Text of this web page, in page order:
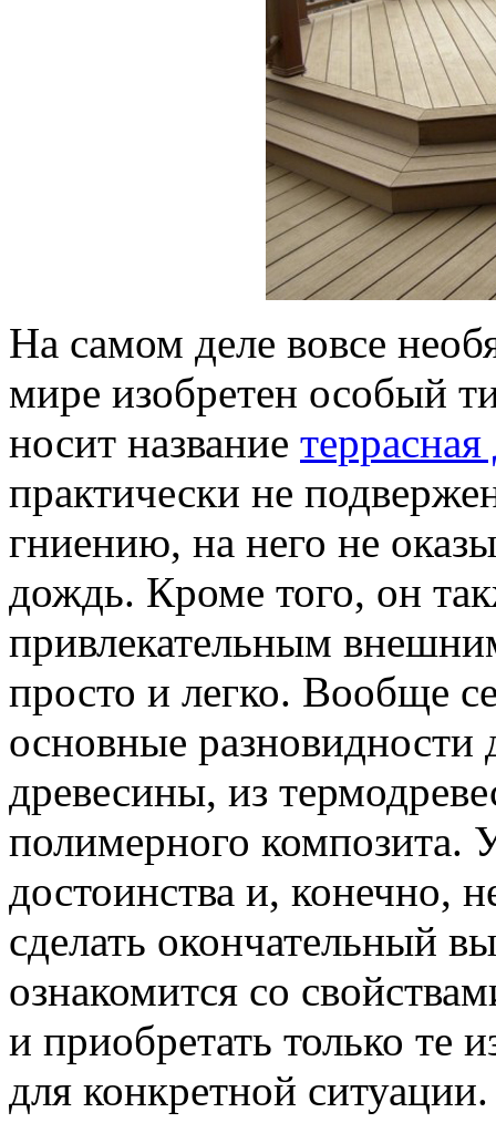
На самом деле вовсе
мире изобретен особый
носит название террасная
практически не
гниению, на него не
дождь. Кроме того, он
привлекательным
просто и легко. Вообще
основные разновидности
древесины, из
полимерного композита.
достоинства и, конечно,
сделать окончательный
ознакомится со
и приобретать только те
для конкретной ситуации.